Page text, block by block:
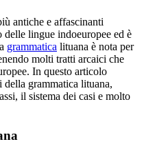
antiche e affascinanti
lingue indoeuropee ed è
grammatica lituana è nota per
molti tratti arcaici che
In questo articolo
della grammatica lituana,
il sistema dei casi e molto